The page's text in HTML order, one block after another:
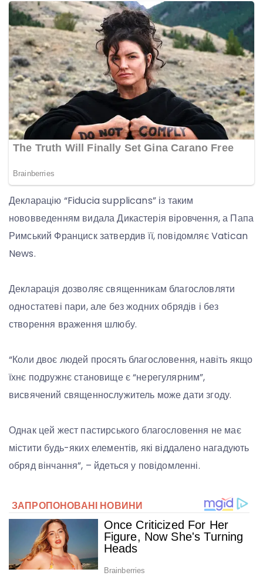
Декларацію “Fiducia supplicans” із таким
нововведенням видала Дикастерія віровчення, а Папа
Римський Франциск затвердив її, повідомляє Vatican
News.
Декларація дозволяє священникам благословляти
одностатеві пари, але без жодних обрядів і без
створення враження шлюбу.
“Коли двоє людей просять благословення, навіть якщо
їхнє подружнє становище є “нерегулярним”,
висвячений священнослужитель може дати згоду.
Однак цей жест пастирського благословення не має
містити будь-яких елементів, які віддалено нагадують
обряд вінчання”, – йдеться у повідомленні.